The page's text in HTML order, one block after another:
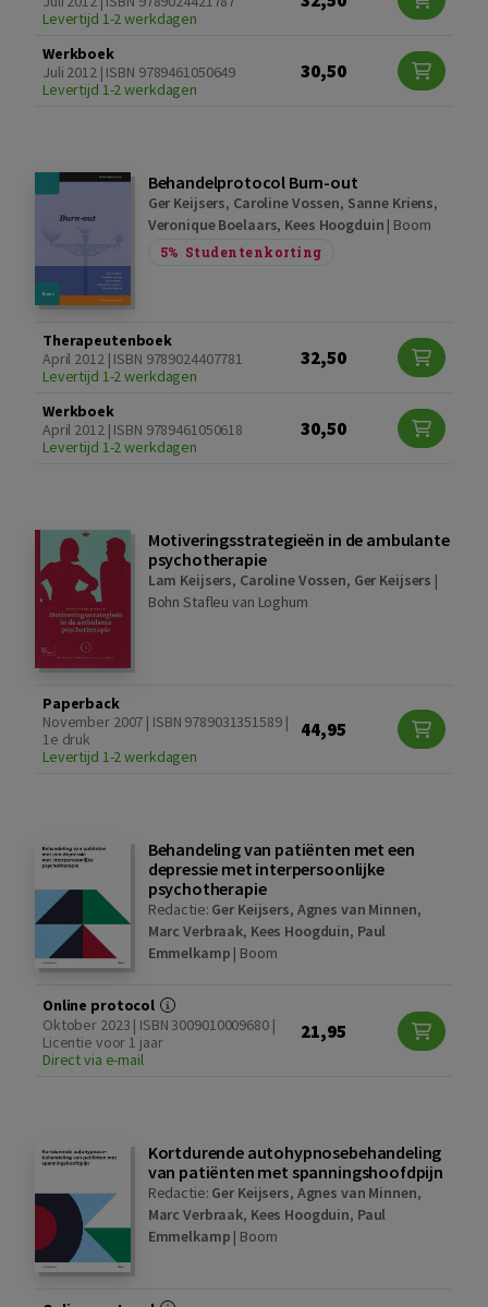
Levertijd 1-2 werkdagen
Werkboek
Juli 2012 | ISBN 9789461050649
Levertijd 1-2 werkdagen
30,50
Behandelprotocol Burn-out
Ger Keijsers, Caroline Vossen, Sanne Kriens,
Veronique Boelaars, Kees Hoogduin | Boom
5% Studentenkorting
Therapeutenboek
April 2012 | ISBN 9789024407781
Levertijd 1-2 werkdagen
32,50
Werkboek
April 2012 | ISBN 9789461050618
Levertijd 1-2 werkdagen
30,50
Motiveringsstrategieën in de ambulante
psychotherapie
Lam Keijsers, Caroline Vossen, Ger Keijsers |
Bohn Stafleu van Loghum
Paperback
November 2007 | ISBN 9789031351589 |
1e druk
Levertijd 1-2 werkdagen
44,95
Behandeling van patiënten met een
depressie met interpersoonlijke
psychotherapie
Redactie: Ger Keijsers, Agnes van Minnen,
Marc Verbraak, Kees Hoogduin, Paul
Emmelkamp | Boom
Online protocol
Oktober 2023 | ISBN 3009010009680 |
Licentie voor 1 jaar
Direct via e-mail
21,95
Kortdurende autohypnosebehandeling
van patiënten met spanningshoofdpijn
Redactie: Ger Keijsers, Agnes van Minnen,
Marc Verbraak, Kees Hoogduin, Paul
Emmelkamp | Boom